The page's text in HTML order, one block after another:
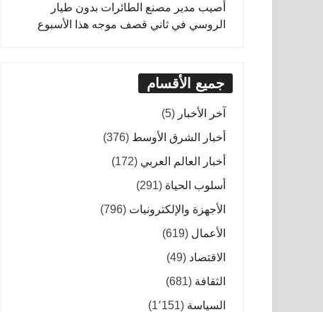
أصيب مدير مصنع الطائرات بدون طيار
الروسي في ثاني قصف موجه هذا الأسبوع
جميع الأقسام
آخر الأخبار (5)
أخبار الشرق الأوسط (376)
أخبار العالم العربي (172)
أسلوب الحياة (291)
الأجهزة والإلكترونيات (796)
الأعمال (619)
الاقتصاد (49)
الثقافة (681)
السياسة (1٬151)